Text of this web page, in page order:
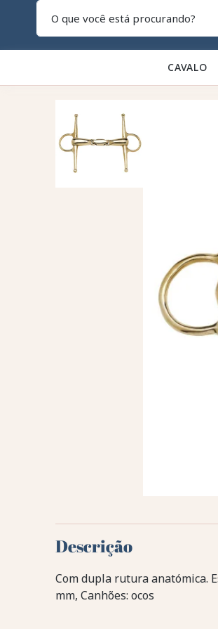
CAVALO 🐎
Descrição
Com dupla rutura anatómica.
mm, Canhões: ocos